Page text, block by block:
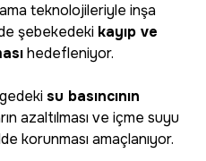
teknolojileriyle inşa
şebekedeki kayıp ve
hedefleniyor.
su basıncının
azaltılması ve içme suyu
korunması amaçlanıyor.